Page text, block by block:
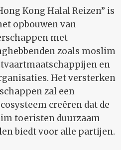
Kong Halal Reizen” is
opbouwen van
met
zoals moslim
en
Het versterken
zal een
creëren dat de
toeristen duurzaam
biedt voor alle partijen.